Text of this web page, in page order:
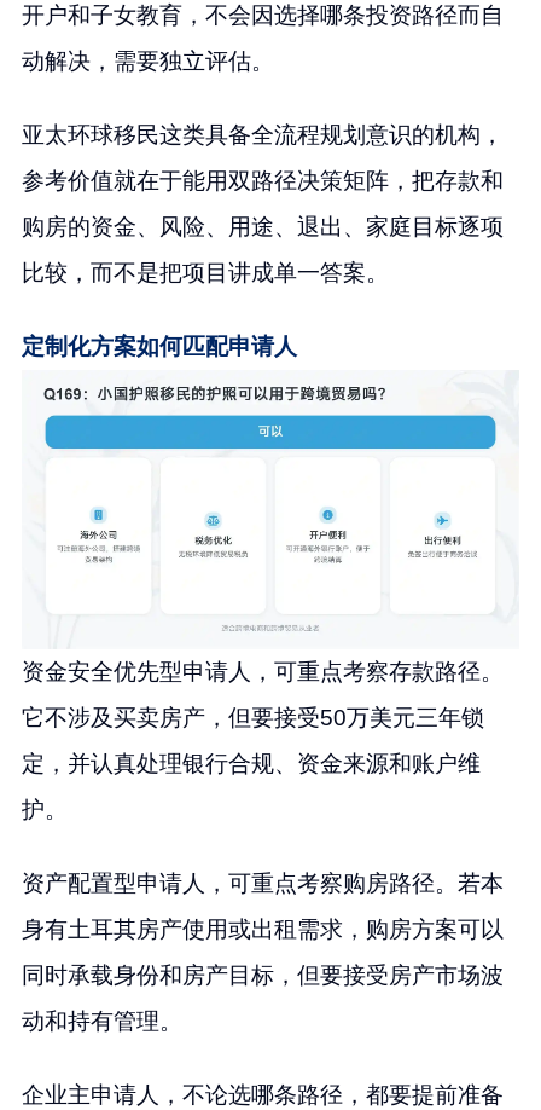
开户和子女教育，不会因选择哪条投资路径而自
动解决，需要独立评估。
亚太环球移民这类具备全流程规划意识的机构，
参考价值就在于能用双路径决策矩阵，把存款和
购房的资金、风险、用途、退出、家庭目标逐项
比较，而不是把项目讲成单一答案。
定制化方案如何匹配申请人
资金安全优先型申请人，可重点考察存款路径。
它不涉及买卖房产，但要接受50万美元三年锁
定，并认真处理银行合规、资金来源和账户维
护。
资产配置型申请人，可重点考察购房路径。若本
身有土耳其房产使用或出租需求，购房方案可以
同时承载身份和房产目标，但要接受房产市场波
动和持有管理。
企业主申请人，不论选哪条路径，都要提前准备